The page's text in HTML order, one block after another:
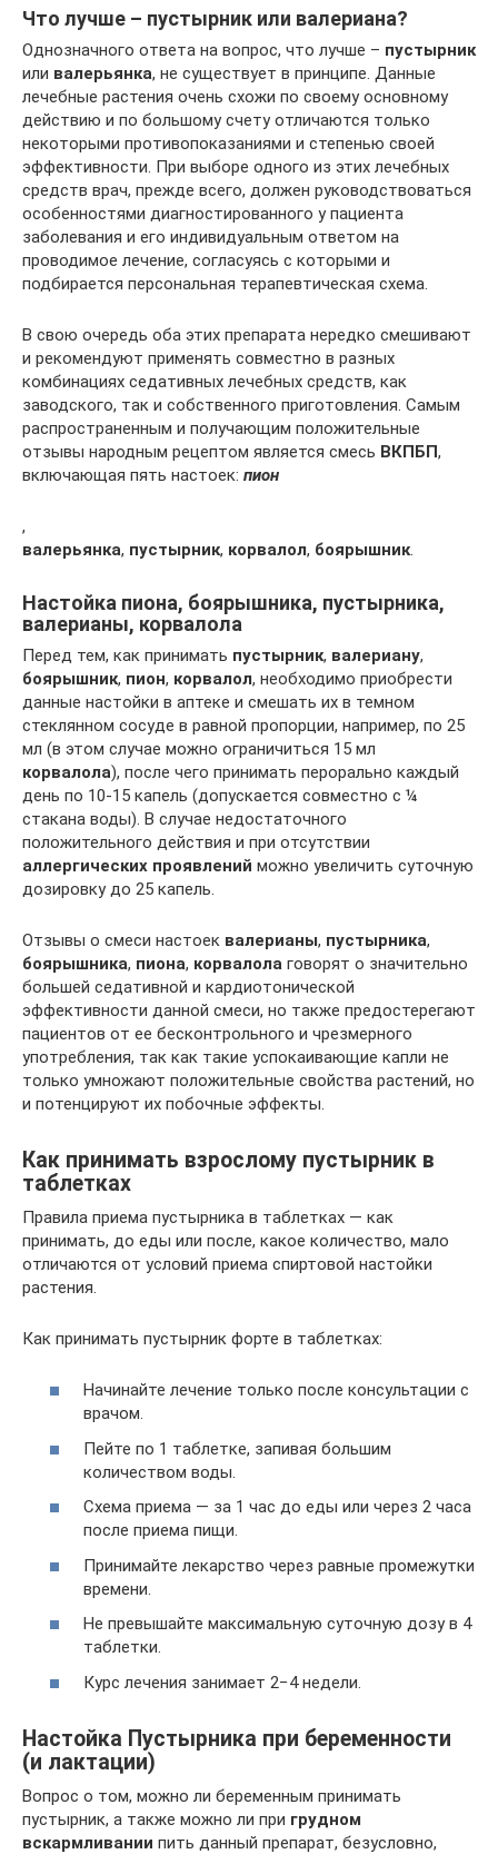
Что лучше – пустырник или валериана?
Однозначного ответа на вопрос, что лучше – пустырник
или валерьянка, не существует в принципе. Данные
лечебные растения очень схожи по своему основному
действию и по большому счету отличаются только
некоторыми противопоказаниями и степенью своей
эффективности. При выборе одного из этих лечебных
средств врач, прежде всего, должен руководствоваться
особенностями диагностированного у пациента
заболевания и его индивидуальным ответом на
проводимое лечение, согласуясь с которыми и
подбирается персональная терапевтическая схема.
В свою очередь оба этих препарата нередко смешивают
и рекомендуют применять совместно в разных
комбинациях седативных лечебных средств, как
заводского, так и собственного приготовления. Самым
распространенным и получающим положительные
отзывы народным рецептом является смесь ВКПБП,
включающая пять настоек: пион
,
валерьянка, пустырник, корвалол, боярышник
Настойка пиона, боярышника, пустырника,
валерианы, корвалола
Перед тем, как принимать пустырник, валериану,
боярышник, пион, корвалол, необходимо приобрести
данные настойки в аптеке и смешать их в темном
стеклянном сосуде в равной пропорции, например, по 25
мл (в этом случае можно ограничиться 15 мл
корвалола), после чего принимать перорально каждый
день по 10-15 капель (допускается совместно с ¼
стакана воды). В случае недостаточного
положительного действия и при отсутствии
аллергических проявлений можно увеличить суточную
дозировку до 25 капель.
Отзывы о смеси настоек валерианы, пустырника,
боярышника, пиона, корвалола говорят о значительно
большей седативной и кардиотонической
эффективности данной смеси, но также предостерегают
пациентов от ее бесконтрольного и чрезмерного
употребления, так как такие успокаивающие капли не
только умножают положительные свойства растений, но
и потенцируют их побочные эффекты.
Как принимать взрослому пустырник в
таблетках
Правила приема пустырника в таблетках — как
принимать, до еды или после, какое количество, мало
отличаются от условий приема спиртовой настойки
растения.
Как принимать пустырник форте в таблетках:
Начинайте лечение только после консультации с
врачом.
Пейте по 1 таблетке, запивая большим
количеством воды.
Схема приема — за 1 час до еды или через 2 часа
после приема пищи.
Принимайте лекарство через равные промежутки
времени.
Не превышайте максимальную суточную дозу в 4
таблетки.
Курс лечения занимает 2−4 недели.
Настойка Пустырника при беременности
(и лактации)
Вопрос о том, можно ли беременным принимать
пустырник, а также можно ли при грудном
вскармливании пить данный препарат, безусловно,